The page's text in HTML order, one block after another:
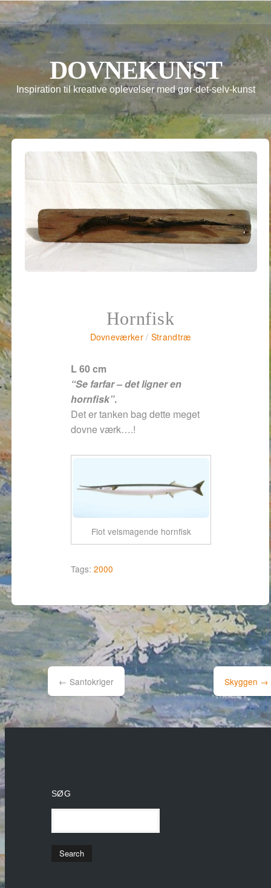
DOVNEKUNST
Inspiration til kreative oplevelser med gør-det-selv-kunst
Hornfisk
Dovneværker/ Strandtræ
L 60 cm
“Se farfar – det ligner en
hornfisk”.
Det er tanken bag dette meget
dovne værk….!
Flot velsmagende hornfisk
Tags: 2000
Post
navigation
← Santokriger Skyggen →
SØG